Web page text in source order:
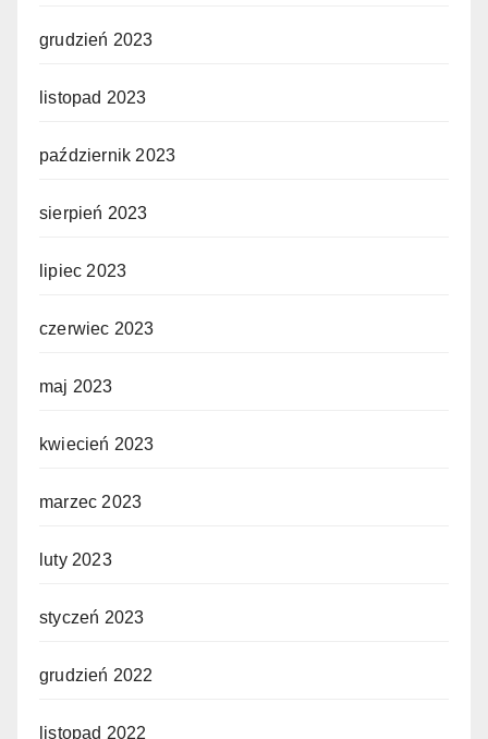
grudzień 2023
listopad 2023
październik 2023
sierpień 2023
lipiec 2023
czerwiec 2023
maj 2023
kwiecień 2023
marzec 2023
luty 2023
styczeń 2023
grudzień 2022
listopad 2022